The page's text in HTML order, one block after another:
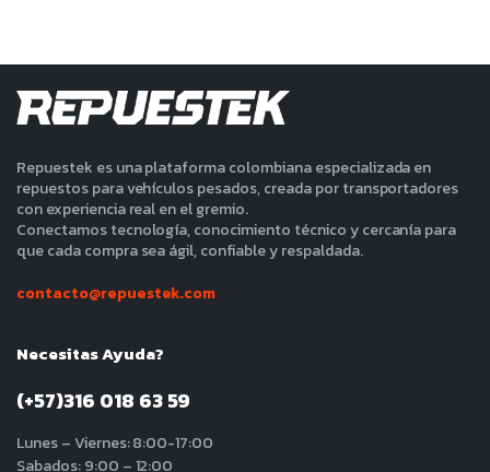
Repuestek es una plataforma colombiana especializada en
repuestos para vehículos pesados, creada por transportadores
con experiencia real en el gremio.
Conectamos tecnología, conocimiento técnico y cercanía para
que cada compra sea ágil, confiable y respaldada.
contacto@repuestek.com
Necesitas Ayuda?
(+57)316 018 63 59
Lunes – Viernes: 8:00-17:00
Sabados: 9:00 – 12:00